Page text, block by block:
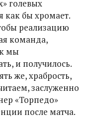
голевых
как бы хромает.
реализацию
команда,
мы
и получилось.
же, храбрость,
заслуженно
«Торпедо»
после матча.